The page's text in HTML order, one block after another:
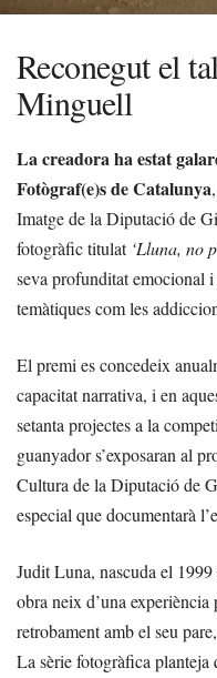
Reconegut el
Minguell
La creadora ha estat
Fotògraf(e)s de Catalunya
Imatge de la Diputació de
fotogràfic titulat ‘Lluna, no
seva profunditat emocional
temàtiques com les
El premi es concedeix
capacitat narrativa, i en
setanta projectes a la
guanyador s’exposaran al
Cultura de la Diputació de
especial que documentarà
Judit Luna, nascuda el
obra neix d’una
retrobament amb el seu
La sèrie fotogràfica planteja